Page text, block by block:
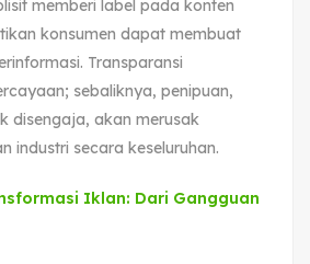
memberi label pada konten
konsumen dapat membuat
Transparansi
sebaliknya, penipuan,
disengaja, akan merusak
industri secara keseluruhan.
Iklan: Dari Gangguan